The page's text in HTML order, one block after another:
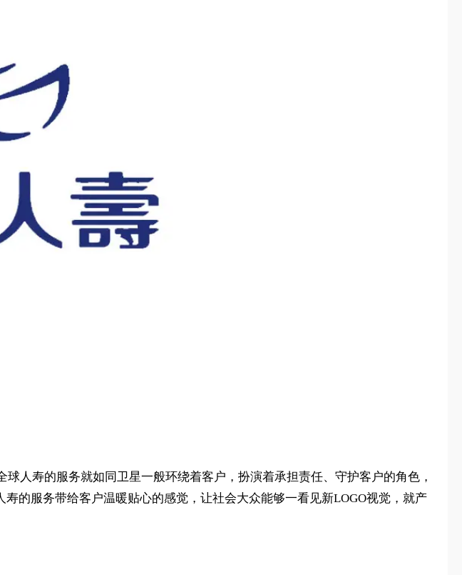
人寿的服务就如同卫星一般环绕着客户，扮演着承担责任、守护客户的角色，
的服务带给客户温暖贴心的感觉，让社会大众能够一看见新LOGO视觉，就产